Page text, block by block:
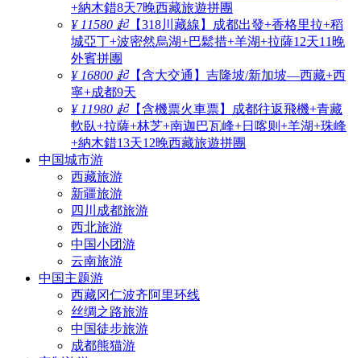
+納木錯8天7晚西藏旅遊拼團
¥ 11580 起【318川藏線】成都出發+香格里拉+稻
城亞丁+波密然烏湖+巴鬆措+羊湖+拉薩12天11晚
外賓拼團
¥ 16800 起【含大交通】吉隆坡/新加坡—西藏+西
寧+成都9天
¥ 11980 起【含機票火車票】成都往返飛機+青藏
軟臥+拉薩+林芝+南迦巴瓦峰+日喀则+羊湖+珠峰
+納木錯13天12晚西藏旅遊拼團
中国城市游
西藏旅游
新疆旅游
四川成都旅游
西北旅游
中国小团游
云南旅游
中国主题游
西藏冈仁波齐阿里环线
丝绸之路旅游
中国徒步旅游
成都熊猫游